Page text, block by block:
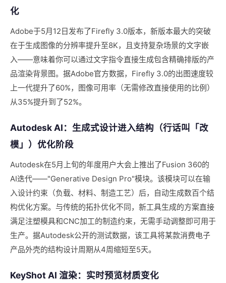
化
Adobe于5月12日发布了Firefly 3.0版本，新版本最大的突破
在于生成图像的分辨率提升至8K，且支持复杂场景的文字嵌
入——意味着你可以通过文字指令直接生成包含精确排版的产
品渲染背景图。据Adobe官方数据，Firefly 3.0的出图速度较
上一代提升了60%，图像可用率（无需修改直接使用的比例）
从35%提升到了52%。
Autodesk AI：生成式设计进入结构（行话叫「改
模」）优化阶段
Autodesk在5月上旬的年度用户大会上推出了Fusion 360的
AI迭代——"Generative Design Pro"模块。该模块可以在输
入设计约束（负载、材料、制造工艺）后，自动生成数百个结
构优化方案。与传统的拓扑优化不同，新工具生成的方案直接
满足注塑模具和CNC加工的制造约束，无需手动调整即可用于
生产。据Autodesk公开的测试数据，该工具将某款消费电子
产品外壳的结构设计周期从4周缩短至5天。
KeyShot AI 渲染：实时预览材质变化